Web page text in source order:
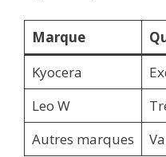
Marque
Kyocera
Leo W
Autres marques